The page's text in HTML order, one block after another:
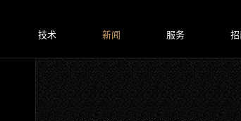
技术 新闻 服务